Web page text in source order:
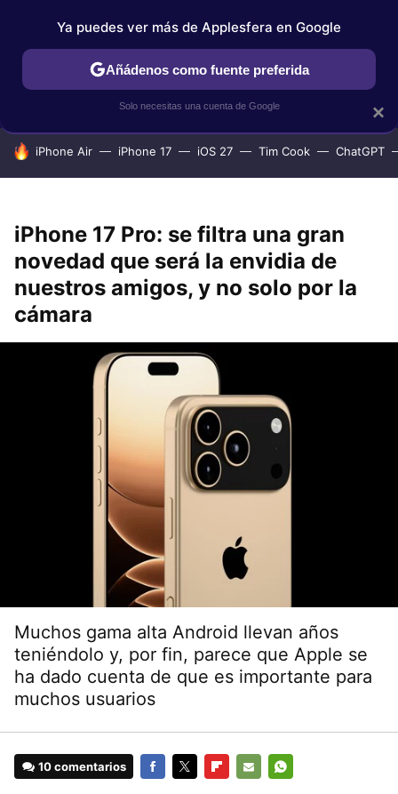
IPHONE TUTORIALES APPLESFERA SELECCIÓN
HOY SE HABLA DE
iPhone Air iPhone 17 iOS 27 Tim Cook ChatGPT
iPhone 17 Pro: se filtra una gran
novedad que será la envidia de
nuestros amigos, y no solo por la
cámara
Muchos gama alta Android llevan años
teniéndolo y, por fin, parece que Apple se
ha dado cuenta de que es importante para
muchos usuarios
10 comentarios
×
Ya puedes ver más de Applesfera en Google
Añádenos como fuente preferida
Solo necesitas una cuenta de Google